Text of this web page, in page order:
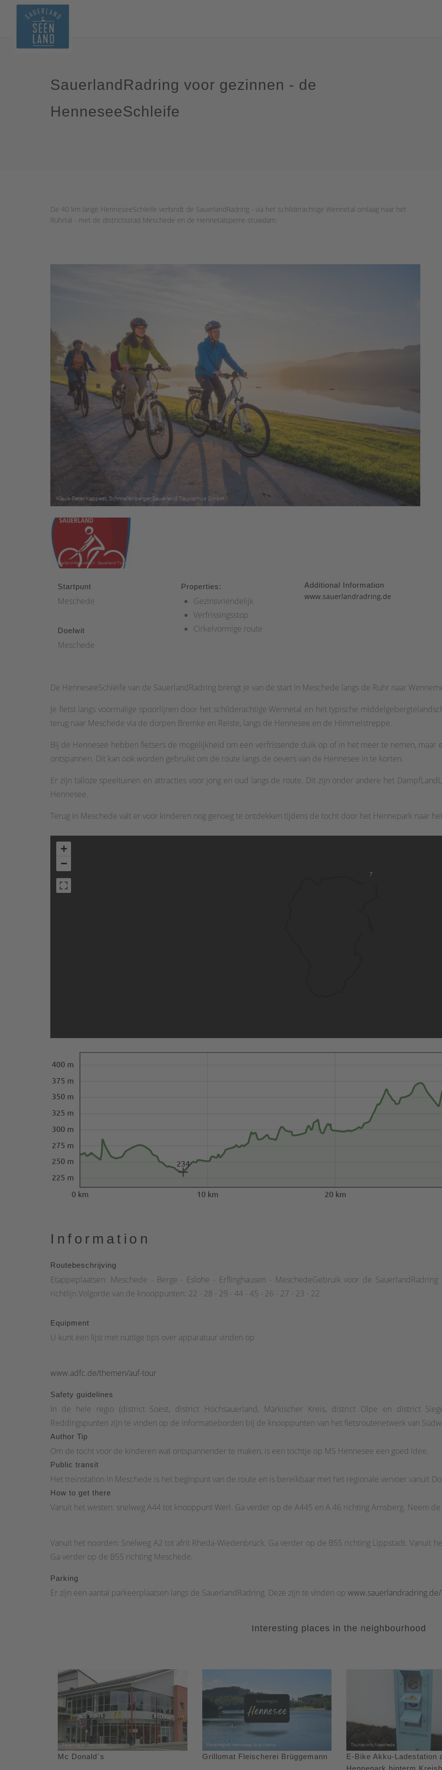
SauerlandRadring voor gezinnen - de
HenneseeSchleife
De 40 km lange HenneseeSchleife verbindt de SauerlandRadring - via het schilderachtige Wennetal omlaag naar het
Ruhrtal - met de districtsstad Meschede en de Hennetalsperre-stuwdam.
Startpunt
Meschede
Doelwit
Meschede
Properties:
Gezinsvriendelijk
Verfrissingsstop
Cirkelvormige route
Additional Information
www.sauerlandradring.de
De HenneseeSchleife van de SauerlandRadring brengt je van de start in Meschede langs de Ruhr naar
Je fietst langs voormalige spoorlijnen door het schilderachtige Wennetal en het typische
terug naar Meschede via de dorpen Bremke en Reiste, langs de Hennesee en de Himmelstreppe.
Bij de Hennesee hebben fietsers de mogelijkheid om een verfrissende duik op of in het meer te nemen,
ontspannen. Dit kan ook worden gebruikt om de route langs de oevers van de Hennesee in te korten.
Er zijn talloze speeltuinen en attracties voor jong en oud langs de route. Dit zijn onder andere het
Hennesee.
Terug in Meschede valt er voor kinderen nog genoeg te ontdekken tijdens de tocht door het Hennepark naar
7
+
−
0 km 10 km 20 km
225 m
250 m
275 m
300 m
325 m
350 m
375 m
400 m
234
Information
Routebeschrijving
Etappeplaatsen: Meschede - Berge - Eslohe - Erflinghausen - MeschedeGebruik voor de
richtlijn.Volgorde van de knooppunten: 22 - 28 - 29 - 44 - 45 - 26 - 27 - 23 - 22
Equipment
U kunt een lijst met nuttige tips over apparatuur vinden op
www.adfc.de/themen/auf-tour
Safety guidelines
In de hele regio (district Soest, district Hochsauerland, Märkischer Kreis, district Olpe en district
Reddingspunten zijn te vinden op de informatieborden bij de knooppunten van het fietsroutenetwerk van
Author Tip
Om de tocht voor de kinderen wat ontspannender te maken, is een tochtje op MS Hennesee een goed idee.
Public transit
Het treinstation in Meschede is het beginpunt van de route en is bereikbaar met het regionale vervoer vanuit
How to get there
Vanuit het westen: snelweg A44 tot knooppunt Werl. Ga verder op de A445 en A 46 richting Arnsberg. Neem de
Vanuit het noorden: Snelweg A2 tot afrit Rheda-Wiedenbrück. Ga verder op de B55 richting Lippstadt. Vanuit
Ga verder op de B55 richting Meschede.
Parking
Er zijn een aantal parkeerplaatsen langs de SauerlandRadring. Deze zijn te vinden op
Interesting places in the neighbourhood
Mc Donald´s Grillomat Fleischerei Brüggemann
E-Bike Akku-Ladestation
Hennepark hinterm